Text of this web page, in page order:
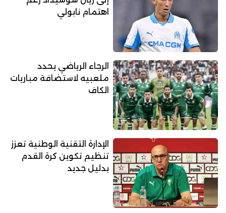
اهتمام نابولي
الرجاء الرياضي يحدد
ملعبيه لاستضافة مباريات
الكاف
الإدارة التقنية الوطنية تعزز
تنظيم تكوين كرة القدم
بدليل جديد